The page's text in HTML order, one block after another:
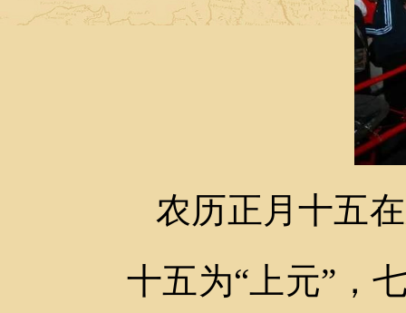
农历正月十五
十五为“上元”，